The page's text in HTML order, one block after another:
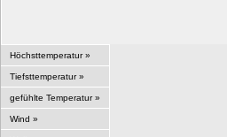
Höchsttemperatur »
Tiefsttemperatur »
gefühlte Temperatur »
Wind »